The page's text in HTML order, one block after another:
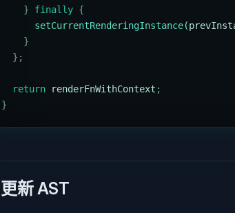
    }
finally {
      setCurrentRenderingInstance
(
    }
  };
  return
renderFnWithContext ;
}
更新 AST